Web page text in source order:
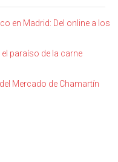
en Madrid: Del online a los
paraíso de la carne
Mercado de Chamartín